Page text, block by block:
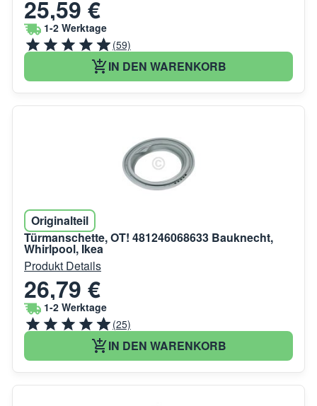
25,59 €
1-2 Werktage
(59)
IN DEN WARENKORB
Originalteil
Türmanschette, OT! 481246068633 Bauknecht,
Whirlpool, Ikea
Produkt Details
26,79 €
1-2 Werktage
(25)
IN DEN WARENKORB